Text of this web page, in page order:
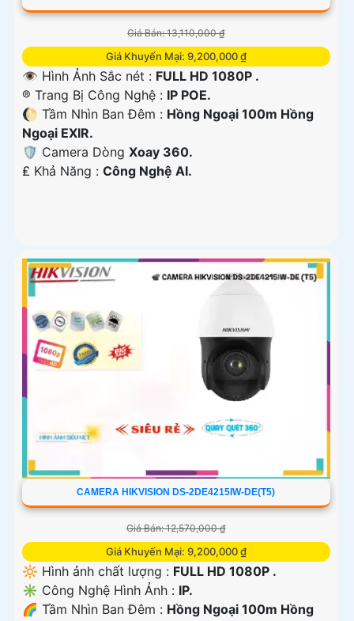
Giá Bán: 13,110,000 ₫
Giá Khuyến Mại: 9,200,000 ₫
👁 Hình Ảnh Sắc nét : FULL HD 1080P .
®️ Trang Bị Công Nghệ : IP POE.
🌔 Tầm Nhìn Ban Đêm : Hồng Ngoại 100m Hồng
Ngoại EXIR.
🛡 Camera Dòng Xoay 360.
️₤ Khả Năng : Công Nghệ AI.
CAMERA HIKVISION DS-2DE4215IW-DE(T5)
Giá Bán: 12,570,000 ₫
Giá Khuyến Mại: 9,200,000 ₫
🔆 Hình ảnh chất lượng : FULL HD 1080P .
✳️ Công Nghệ Hình Ảnh : IP.
🌈 Tầm Nhìn Ban Đêm : Hồng Ngoại 100m Hồng